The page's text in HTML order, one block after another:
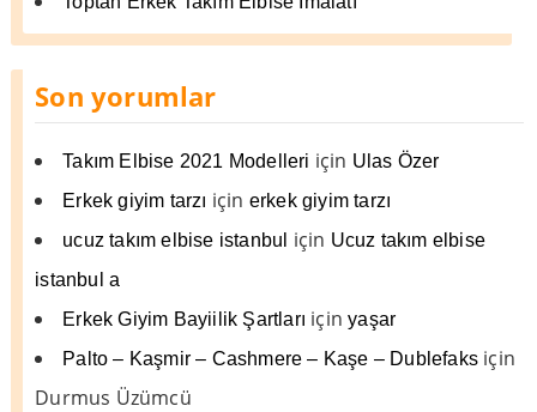
Son yorumlar
Takım Elbise 2021 Modelleri için Ulas Özer
Erkek giyim tarzı için erkek giyim tarzı
ucuz takım elbise istanbul
için Ucuz takım elbise
istanbul a
Erkek Giyim Bayiilik Şartları içinyaşar
Palto – Kaşmir – Cashmere – Kaşe – Dublefaksiçin
Durmus Üzümcü